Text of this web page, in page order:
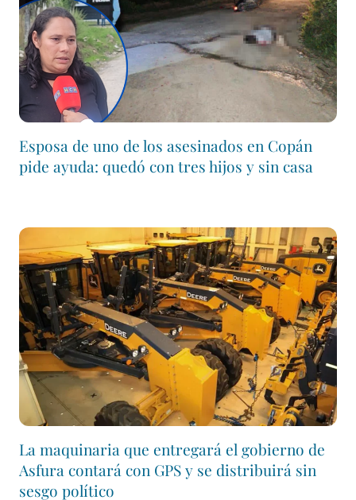
Esposa de uno de los asesinados en Copán
pide ayuda: quedó con tres hijos y sin casa
La maquinaria que entregará el gobierno de
Asfura contará con GPS y se distribuirá sin
sesgo político